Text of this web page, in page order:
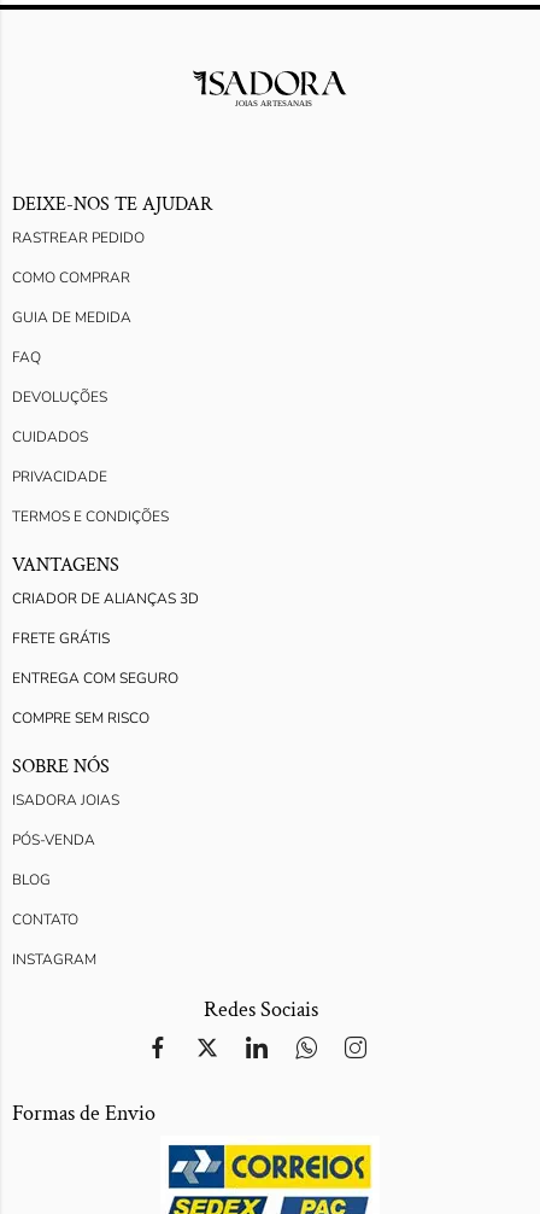
DEIXE-NOS TE AJUDAR
RASTREAR PEDIDO
COMO COMPRAR
GUIA DE MEDIDA
FAQ
DEVOLUÇÕES
CUIDADOS
PRIVACIDADE
TERMOS E CONDIÇÕES
VANTAGENS
CRIADOR DE ALIANÇAS 3D
FRETE GRÁTIS
ENTREGA COM SEGURO
COMPRE SEM RISCO
SOBRE NÓS
ISADORA JOIAS
PÓS-VENDA
BLOG
CONTATO
INSTAGRAM
Redes Sociais
Formas de Envio